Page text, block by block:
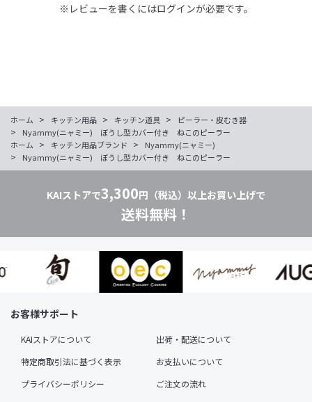
※レビューを書くにはログインが必要です。
ホーム > キッチン用品 > キッチン道具 > ピーラー・皮むき器
>
Nyammy(ニャミー) ぼうし型カバー付き ねこのピーラー
ホーム
> キッチン用品ブランド > Nyammy(ニャミー)
> Nyammy(ニャミー) ぼうし型カバー付き ねこのピーラー
KAIストアで3,300円（税込）以上お買い上げで
送料無料！
お客様サポート
KAIストアについて
出荷・配送について
特定商取引法に基づく表示
お支払いについて
プライバシーポリシー
ご注文の流れ